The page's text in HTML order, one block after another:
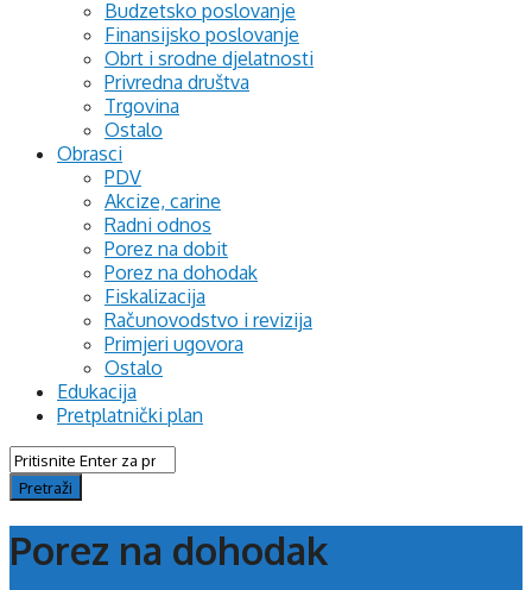
Budzetsko poslovanje
Finansijsko poslovanje
Obrt i srodne djelatnosti
Privredna društva
Trgovina
Ostalo
Obrasci
PDV
Akcize, carine
Radni odnos
Porez na dobit
Porez na dohodak
Fiskalizacija
Računovodstvo i revizija
Primjeri ugovora
Ostalo
Edukacija
Pretplatnički plan
Porez na dohodak